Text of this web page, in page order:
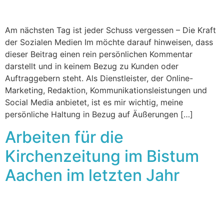
Am nächsten Tag ist jeder Schuss vergessen – Die Kraft
der Sozialen Medien Im möchte darauf hinweisen, dass
dieser Beitrag einen rein persönlichen Kommentar
darstellt und in keinem Bezug zu Kunden oder
Auftraggebern steht. Als Dienstleister, der Online-
Marketing, Redaktion, Kommunikationsleistungen und
Social Media anbietet, ist es mir wichtig, meine
persönliche Haltung in Bezug auf Äußerungen […]
Arbeiten für die
Kirchenzeitung im Bistum
Aachen im letzten Jahr